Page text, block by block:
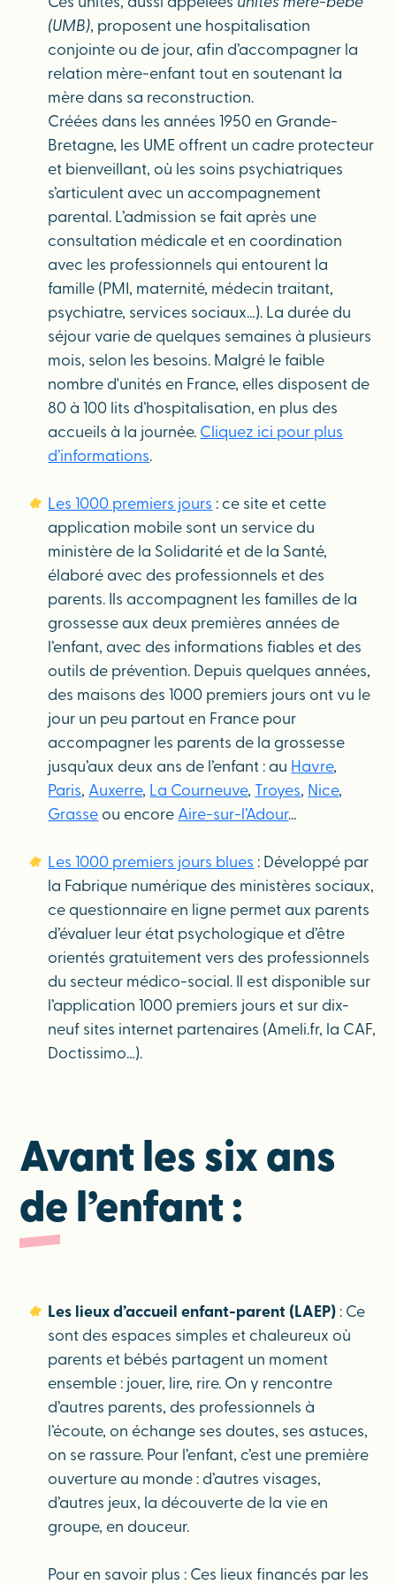
(UMB), proposent une hospitalisation
conjointe ou de jour, afin d’accompagner la
relation mère-enfant tout en soutenant la
mère dans sa reconstruction.
Créées dans les années 1950 en Grande-
Bretagne, les UME offrent un cadre protecteur
et bienveillant, où les soins psychiatriques
s’articulent avec un accompagnement
parental. L’admission se fait après une
consultation médicale et en coordination
avec les professionnels qui entourent la
famille (PMI, maternité, médecin traitant,
psychiatre, services sociaux…). La durée du
séjour varie de quelques semaines à plusieurs
mois, selon les besoins. Malgré le faible
nombre d'unités en France, elles disposent de
80 à 100 lits d’hospitalisation, en plus des
accueils à la journée. Cliquez ici pour plus
d’informations.
Les 1000 premiers jours : ce site et cette
application mobile sont un service du
ministère de la Solidarité et de la Santé,
élaboré avec des professionnels et des
parents. Ils accompagnent les familles de la
grossesse aux deux premières années de
l’enfant, avec des informations fiables et des
outils de prévention. Depuis quelques années,
des maisons des 1000 premiers jours ont vu le
jour un peu partout en France pour
accompagner les parents de la grossesse
jusqu’aux deux ans de l’enfant : au Havre,
Paris, Auxerre, La Courneuve, Troyes, Nice,
Grasse ou encore Aire-sur-l’Adour...
Les 1000 premiers jours blues : Développé par
la Fabrique numérique des ministères sociaux,
ce questionnaire en ligne permet aux parents
d’évaluer leur état psychologique et d’être
orientés gratuitement vers des professionnels
du secteur médico-social. Il est disponible sur
l’application 1000 premiers jours et sur dix-
neuf sites internet partenaires (Ameli.fr, la CAF,
Doctissimo…).
Avant les six ans
de l’enfant :
Les lieux d’accueil enfant-parent (LAEP) : Ce
sont des espaces simples et chaleureux où
parents et bébés partagent un moment
ensemble : jouer, lire, rire. On y rencontre
d’autres parents, des professionnels à
l’écoute, on échange ses doutes, ses astuces,
on se rassure. Pour l’enfant, c’est une première
ouverture au monde : d’autres visages,
d’autres jeux, la découverte de la vie en
groupe, en douceur.
Pour en savoir plus : Ces lieux financés par les